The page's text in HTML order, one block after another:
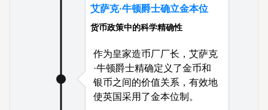
艾萨克·牛顿爵士确立金本位
货币政策中的科学精确性
作为皇家造币厂厂长，艾萨克
·牛顿爵士精确定义了金币和
银币之间的价值关系，有效地
使英国采用了金本位制。